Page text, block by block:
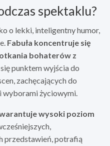
spektaklu?
o lekki, inteligentny humor,
Fabuła koncentruje się
bohaterów z
punktem wyjścia do
zachęcających do
wyborami życiowymi.
wysoki poziom
przedstawień, potrafią